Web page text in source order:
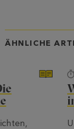
ÄHNLICHE
Wie man
investiert
Unter dem Titel